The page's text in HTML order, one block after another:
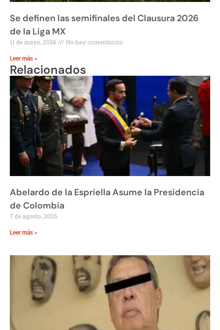
Se definen las semifinales del Clausura 2026
de la Liga MX
11 de mayo, 2026 No hay comentarios
Leer más »
Relacionados
Abelardo de la Espriella Asume la Presidencia
de Colombia
7 de agosto, 2026
Leer más »